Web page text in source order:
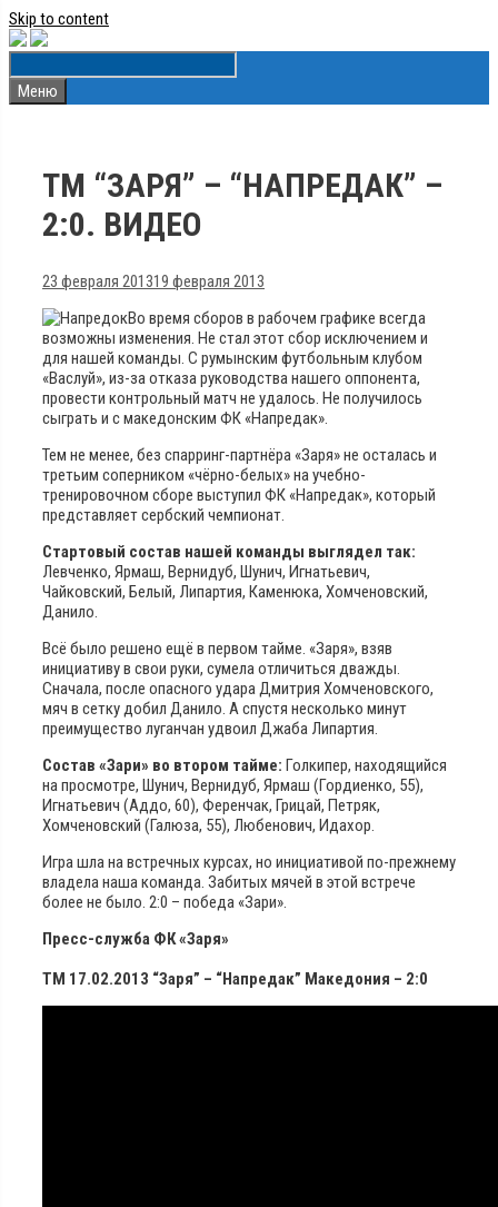
Skip to content
Меню
ТМ “ЗАРЯ” – “НАПРЕДАК” –
2:0. ВИДЕО
23 февраля 201319 февраля 2013
Во время сборов в рабочем графике всегда
возможны изменения. Не стал этот сбор исключением и
для нашей команды. С румынским футбольным клубом
«Васлуй», из-за отказа руководства нашего оппонента,
провести контрольный матч не удалось. Не получилось
сыграть и с македонским ФК «Напредак».
Тем не менее, без спарринг-партнёра «Заря» не осталась и
третьим соперником «чёрно-белых» на учебно-
тренировочном сборе выступил ФК «Напредак», который
представляет сербский чемпионат.
Стартовый состав нашей команды выглядел так:
Левченко, Ярмаш, Вернидуб, Шунич, Игнатьевич,
Чайковский, Белый, Липартия, Каменюка, Хомченовский,
Данило.
Всё было решено ещё в первом тайме. «Заря», взяв
инициативу в свои руки, сумела отличиться дважды.
Сначала, после опасного удара Дмитрия Хомченовского,
мяч в сетку добил Данило. А спустя несколько минут
преимущество луганчан удвоил Джаба Липартия.
Состав «Зари» во втором тайме: Голкипер, находящийся
на просмотре, Шунич, Вернидуб, Ярмаш (Гордиенко, 55),
Игнатьевич (Аддо, 60), Ференчак, Грицай, Петряк,
Хомченовский (Галюза, 55), Любенович, Идахор.
Игра шла на встречных курсах, но инициативой по-прежнему
владела наша команда. Забитых мячей в этой встрече
более не было. 2:0 – победа «Зари».
Пресс-служба ФК «Заря»
ТМ 17.02.2013 “Заря” – “Напредак” Македония – 2:0